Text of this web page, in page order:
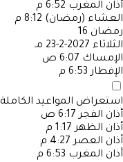
أذان المغرب 6:52 م
العشاء (رمضان) 8:12 م
رمضان 16
الثلاثاء 2027-2-23 مـ
الإمساك 6:07 ص
الإفطار 6:53 م
استعراض المواعيد الكاملة
أذان الفجر 6:17 ص
أذان الظهر 1:17 م
أذان العصر 4:27 م
أذان المغرب 6:53 م